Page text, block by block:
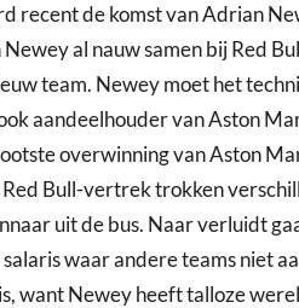
recent de komst van Adrian
al nauw samen bij Red
team. Newey moet het
aandeelhouder van Aston
overwinning van Aston
Bull-vertrek trokken
uit de bus. Naar verluidt
waar andere teams niet
want Newey heeft talloze